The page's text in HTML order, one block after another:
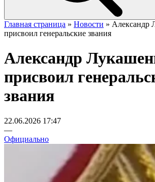
Главная страница » Новости » Александр
присвоил генеральские звания
Александр
присвоил
звания
22.06.2026 17:47
—
Официально